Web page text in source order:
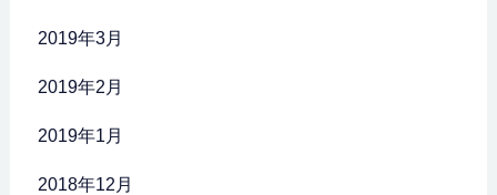
2019年3月
2019年2月
2019年1月
2018年12月